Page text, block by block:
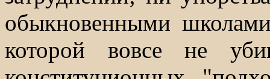
обыкновенными
которой вовсе не